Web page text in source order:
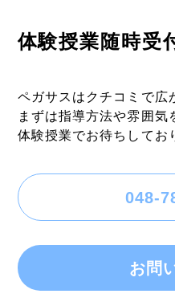
体験授業随時受
ペガサスはクチコミで広
まずは指導方法や雰囲気
体験授業でお待ちしてお
048-
お問